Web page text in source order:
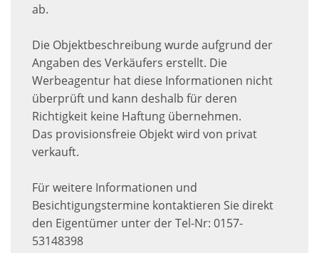
ab.
Die Objektbeschreibung wurde aufgrund der
Angaben des Verkäufers erstellt. Die
Werbeagentur hat diese Informationen nicht
überprüft und kann deshalb für deren
Richtigkeit keine Haftung übernehmen.
Das provisionsfreie Objekt wird von privat
verkauft.
Für weitere Informationen und
Besichtigungstermine kontaktieren Sie direkt
den Eigentümer unter der Tel-Nr: 0157-
53148398